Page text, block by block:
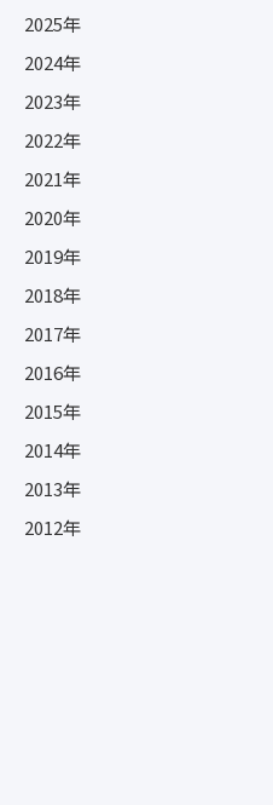
2025年
2024年
2023年
2022年
2021年
2020年
2019年
2018年
2017年
2016年
2015年
2014年
2013年
2012年